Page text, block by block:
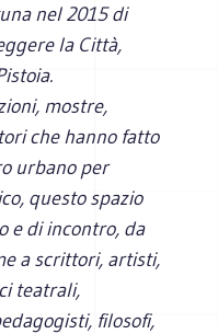
nel 2015 di
la Città,
mostre,
che hanno fatto
urbano per
questo spazio
e di incontro, da
a scrittori, artisti,
teatrali,
filosofi,